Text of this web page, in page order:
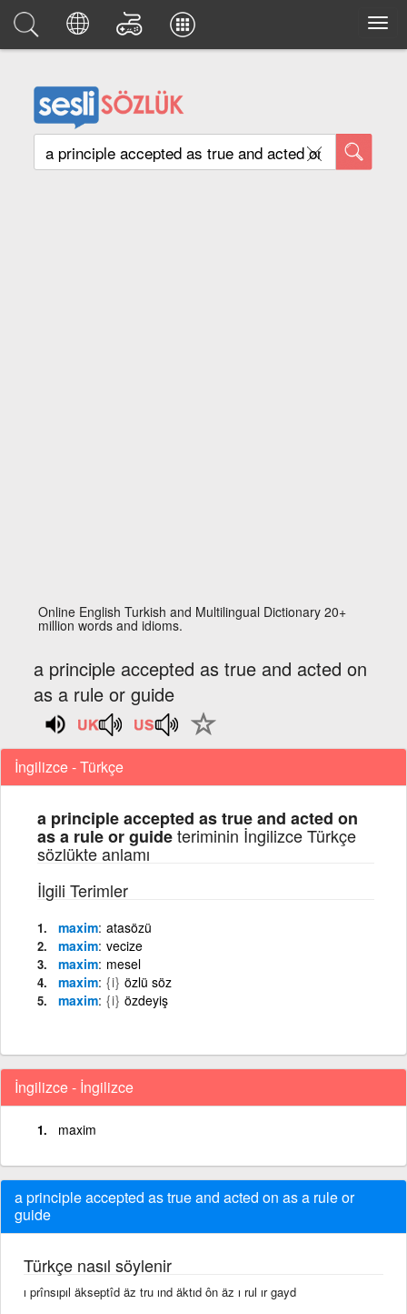
Online English Turkish and Multilingual Dictionary 20+
million words and idioms.
a principle accepted as true and acted on
as a rule or guide
İngilizce - Türkçe
a principle accepted as true and acted on
as a rule or guideteriminin İngilizce Türkçe
sözlükte anlamı
İlgili Terimler
maxim atasözü
maxim vecize
maxim mesel
maxim {i} özlü söz
maxim {i} özdeyiş
İngilizce - İngilizce
maxim
a principle accepted as true and acted on as a rule or
guide
Türkçe nasıl söylenir
ı prînsıpıl äkseptîd äz tru ınd äktıd ôn äz ı rul ır gayd